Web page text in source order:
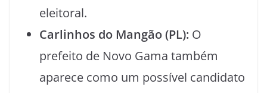
eleitoral.
Carlinhos do Mangão (PL): O
prefeito de Novo Gama também
aparece como um possível candidato